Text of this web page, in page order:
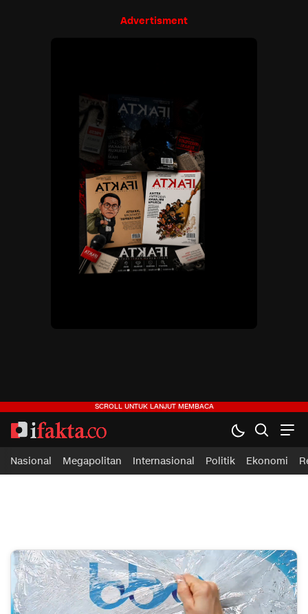
Advertisment
ifakta.co
#pastibenar
Nasional Megapolitan Internasional Politik Ekonomi